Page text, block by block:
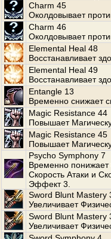
Charm 45
Околдовывает
Charm 46
Околдовывает
Elemental Heal 48
Восстанавливает
Elemental Heal 49
Восстанавливает
Entangle 13
Временно снижает
Magic Resistance 44
Повышает
Magic Resistance 45
Повышает
Psycho Symphony 7
Временно
Скорость Атаки и
Эффект 3.
Sword Blunt Mastery
Увеличивает
Sword Blunt Mastery
Увеличивает